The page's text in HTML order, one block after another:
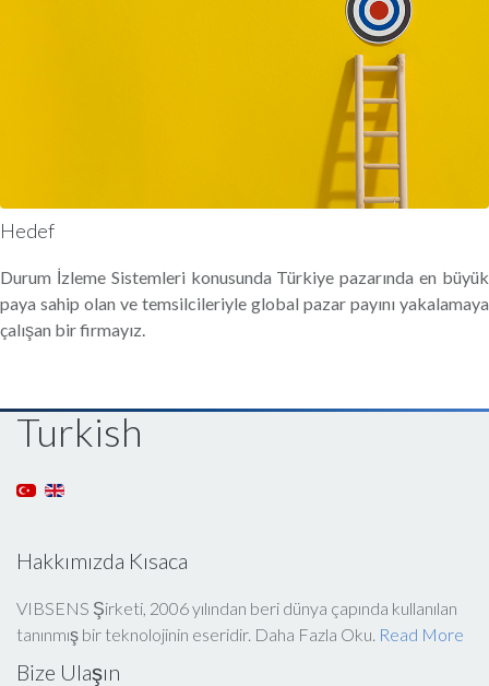
Hedef
Durum İzleme Sistemleri konusunda Türkiye pazarında en büyük
paya sahip olan ve temsilcileriyle global pazar payını yakalamaya
çalışan bir firmayız.
Turkish
Hakkımızda Kısaca
VIBSENS Şirketi, 2006 yılından beri dünya çapında kullanılan
tanınmış bir teknolojinin eseridir. Daha Fazla Oku. Read More
Bize Ulaşın